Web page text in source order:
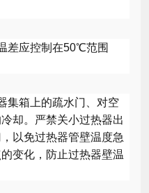
差应控制在50℃范围
集箱上的疏水门、对空
却。严禁关小过热器出
以免过热器管壁温度急
变化，防止过热器壁温